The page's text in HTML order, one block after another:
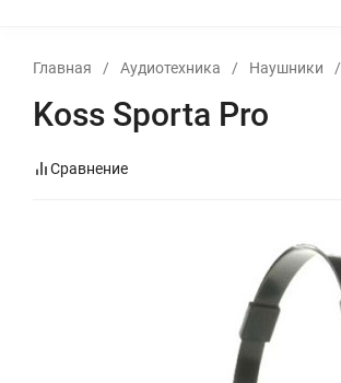
Главная / Аудиотехника / Наушники /
Koss Sporta Pro
Сравнение